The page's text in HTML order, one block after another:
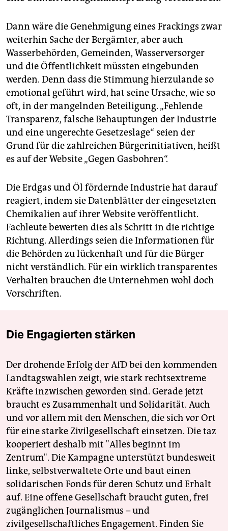
Dann wäre die Genehmigung eines Frackings zwar
weiterhin Sache der Bergämter, aber auch
Wasserbehörden, Gemeinden, Wasserversorger
und die Öffentlichkeit müssten eingebunden
werden. Denn dass die Stimmung hierzulande so
emotional geführt wird, hat seine Ursache, wie so
oft, in der mangelnden Beteiligung. „Fehlende
Transparenz, falsche Behauptungen der Industrie
und eine ungerechte Gesetzeslage“ seien der
Grund für die zahlreichen Bürgerinitiativen, heißt
es auf der Website „Gegen Gasbohren“.
Die Erdgas und Öl fördernde Industrie hat darauf
reagiert, indem sie Datenblätter der eingesetzten
Chemikalien auf ihrer Website veröffentlicht.
Fachleute bewerten dies als Schritt in die richtige
Richtung. Allerdings seien die Informationen für
die Behörden zu lückenhaft und für die Bürger
nicht verständlich. Für ein wirklich transparentes
Verhalten brauchen die Unternehmen wohl doch
Vorschriften.
Die Engagierten stärken
Der drohende Erfolg der AfD bei den kommenden
Landtagswahlen zeigt, wie stark rechtsextreme
Kräfte inzwischen geworden sind. Gerade jetzt
braucht es Zusammenhalt und Solidarität. Auch
und vor allem mit den Menschen, die sich vor Ort
für eine starke Zivilgesellschaft einsetzen. Die taz
kooperiert deshalb mit "Alles beginnt im
Zentrum". Die Kampagne unterstützt bundesweit
linke, selbstverwaltete Orte und baut einen
solidarischen Fonds für deren Schutz und Erhalt
auf. Eine offene Gesellschaft braucht guten, frei
zugänglichen Journalismus – und
zivilgesellschaftliches Engagement. Finden Sie